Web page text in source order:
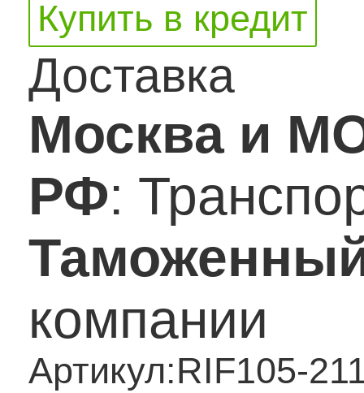
Купить в кредит
Доставка
Москва и
РФ:
компании
Артикул:RIF105-